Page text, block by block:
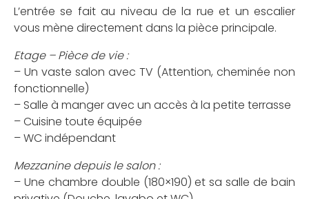
L’entrée se fait au niveau de la rue et un escalier
vous mène directement dans la pièce principale.
Etage – Pièce de vie :
– Un vaste salon avec TV (Attention, cheminée non
fonctionnelle)
– Salle à manger avec un accès à la petite terrasse
– Cuisine toute équipée
– WC indépendant
Mezzanine depuis le salon :
– Une chambre double (180×190) et sa salle de bain